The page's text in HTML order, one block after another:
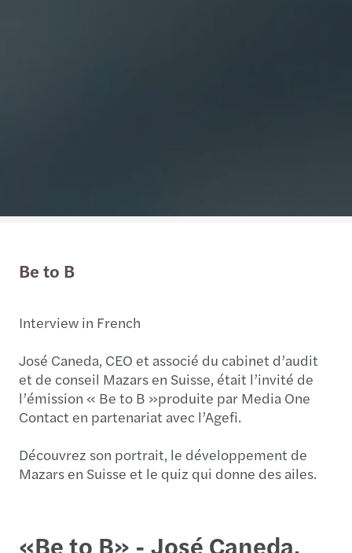
Be to B
Interview in French
José Caneda, CEO et associé du cabinet d’audit
et de conseil Mazars en Suisse, était l’invité de
l’émission « Be to B »produite par Media One
Contact en partenariat avec l’Agefi.
Découvrez son portrait, le développement de
Mazars en Suisse et le quiz qui donne des ailes.
«Be to B» - José Caneda,